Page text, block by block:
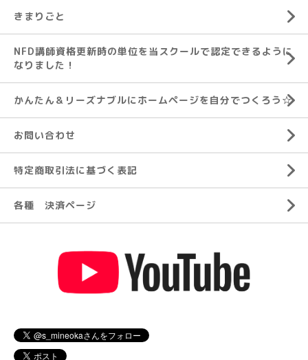
きまりごと
NFD講師資格更新時の単位を当スクールで認定できるように
なりました！
かんたん＆リーズナブルにホームページを自分でつくろう☆
お問い合わせ
特定商取引法に基づく表記
各種 決済ページ